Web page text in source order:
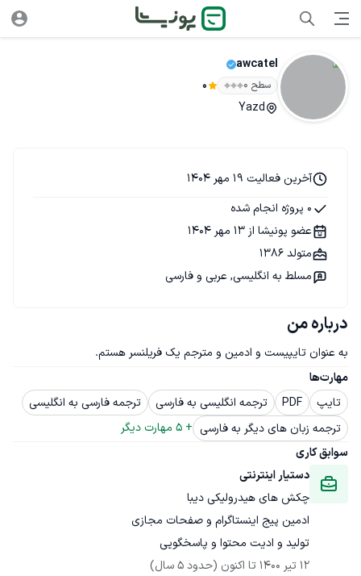
awcatel
سطح ۰ 0
Yazd
درباره من
به عنوان تایپیست و ادمین و مترجم یک فریلنسر هستم.
مهارت‌ها
تایپ
PDF ترجمه انگلیسی به فارسی
ترجمه فارسی به انگلیسی
ترجمه زبان های دیگر به فارسی +
5 مهارت دیگر
سوابق کاری
دستیار اینترنتی
چکش های هیدرولیکی دیبا
تولید و ادیت محتوا و پاسخگویی
12 تیر 1400
تا اکنون (حدود 5 سال)
آخرین فعالیت 19 مهر 1404
0 پروژه انجام شده
عضو پونیشا از 13 مهر 1404
متولد 1386
مسلط به انگلیسی, عربی و فارسی